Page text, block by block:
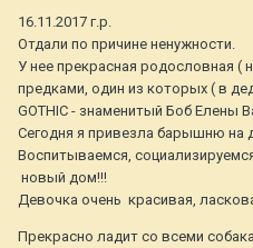
16.11.2017 г.р.
Отдали по причине ненужности.
У нее прекрасная родословная (
предками, один из которых ( в
GOTHIC - знаменитый Боб Елены
Сегодня я привезла барышню на
Воспитываемся,
новый дом!!!
Девочка очень красивая,
Прекрасно ладит со всеми